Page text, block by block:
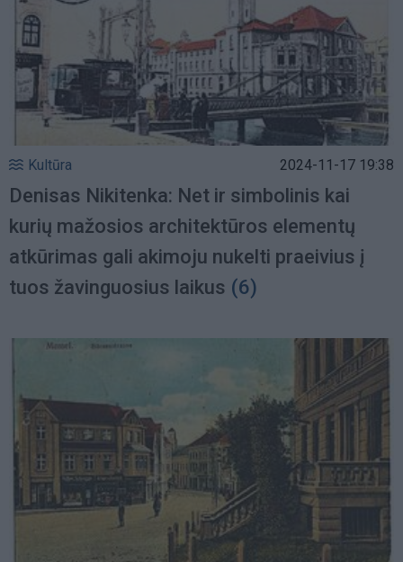
Kultūra 2024-11-17 19:38
Denisas Nikitenka: Net ir simbolinis kai
kurių mažosios architektūros elementų
atkūrimas gali akimoju nukelti praeivius į
tuos žavinguosius laikus (6)